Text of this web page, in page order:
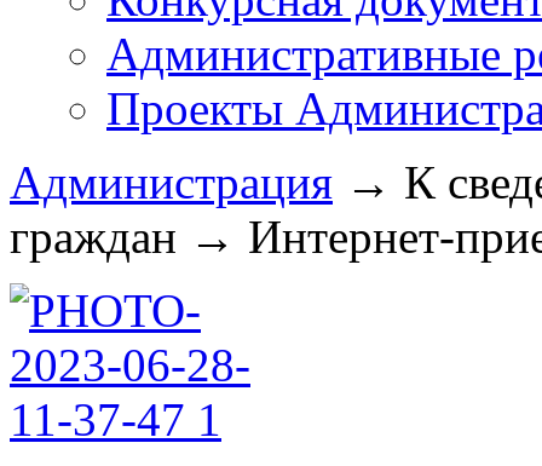
Административные
Проекты
Администрация → К
граждан → Интернет-